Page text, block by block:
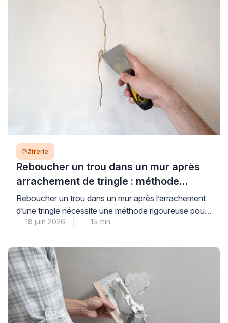
détermine non seulement l’esthétique de vos
menuiseries, mais aussi les performances thermiques
de votre habitation et la durabilité […]
Plâtrerie
Reboucher un trou dans un mur après
arrachement de tringle : méthode
professionnelle
Reboucher un trou dans un mur après l’arrachement
d’une tringle nécessite une méthode rigoureuse pour
garantir à la fois une finition invisible et une nouvelle
souvent les particuliers, qui craignent un résultat
inesthétique ou une nouvelle détérioration rapide du
support. La clé d’une intervention réussie repose sur
trois piliers […]
18 juin 2026 15 min